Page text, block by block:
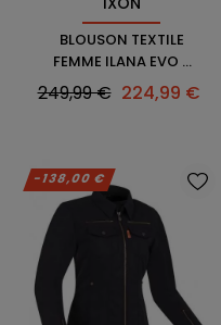
BLOUSON TEXTILE
FEMME ILANA EVO -
IXON
Prix
249,99 € Prix
224,99 €
-138,00 €